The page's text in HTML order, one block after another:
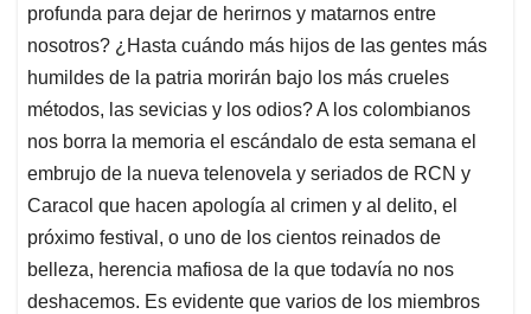
profunda para dejar de herirnos y matarnos entre
nosotros? ¿Hasta cuándo más hijos de las gentes más
humildes de la patria morirán bajo los más crueles
métodos, las sevicias y los odios? A los colombianos
nos borra la memoria el escándalo de esta semana el
embrujo de la nueva telenovela y seriados de RCN y
Caracol que hacen apología al crimen y al delito, el
próximo festival, o uno de los cientos reinados de
belleza, herencia mafiosa de la que todavía no nos
deshacemos. Es evidente que varios de los miembros